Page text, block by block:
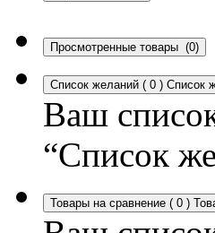
Просмотренные товары (0)
Список желаний ( 0 ) Список
Ваш
“Список
Товары на сравнение ( 0 )